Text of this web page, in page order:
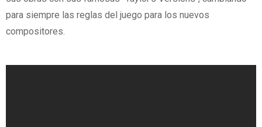
para siempre las reglas del juego para los nuevos
compositores.